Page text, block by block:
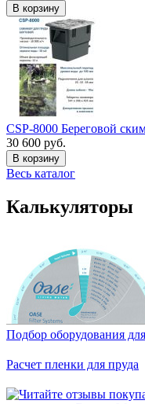
В корзину
CSP-8000 Береговой
30 600 руб.
В корзину
Весь каталог
Калькуляторы
Подбор оборудования
Расчет пленки для пруда